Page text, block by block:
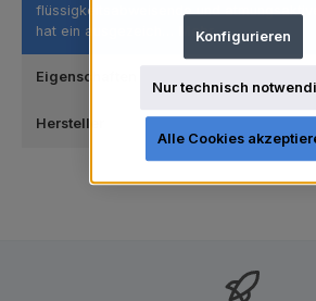
flüssigkeitsabweisende und
hat ein ausgezeich…
Mehr
Eigenschaften
Hersteller
Nur technisch
Konfigurieren
Alle Cookies